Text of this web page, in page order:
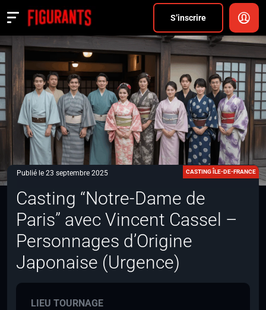
S’inscrire
Actualités
ANNONCER
FAQ
S’inscrire
CONNEXION
Publié le 23 septembre 2025 CASTING ÎLE-DE-FRANCE
Casting “Notre-Dame de
Paris” avec Vincent Cassel –
Personnages d’Origine
Japonaise (Urgence)
LIEU TOURNAGE